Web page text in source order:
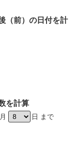
（前）の日付を計
を計算
月 日 まで